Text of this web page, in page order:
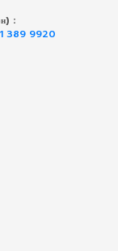
:
389 9920